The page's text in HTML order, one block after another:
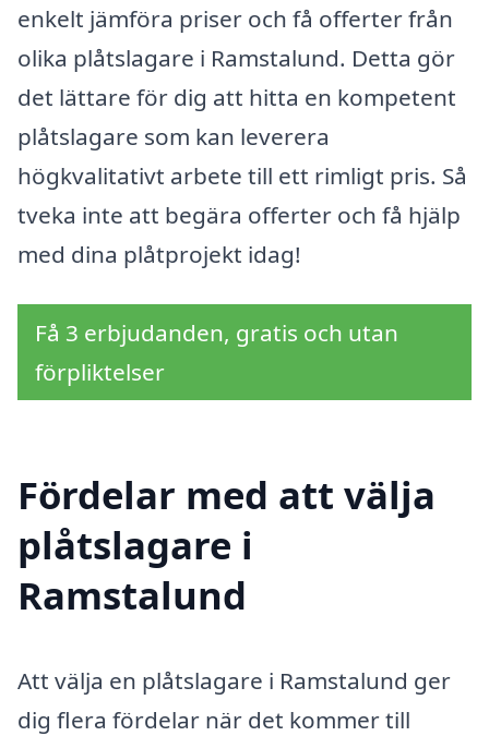
enkelt jämföra priser och få offerter från
olika plåtslagare i Ramstalund. Detta gör
det lättare för dig att hitta en kompetent
plåtslagare som kan leverera
högkvalitativt arbete till ett rimligt pris. Så
tveka inte att begära offerter och få hjälp
med dina plåtprojekt idag!
Få 3 erbjudanden, gratis och utan
förpliktelser
Fördelar med att välja
plåtslagare i
Ramstalund
Att välja en plåtslagare i Ramstalund ger
dig flera fördelar när det kommer till